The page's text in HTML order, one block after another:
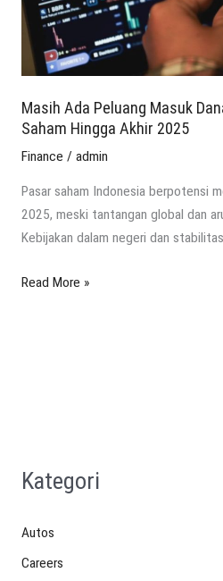
Masih Ada Peluang Masuk
Saham Hingga Akhir 2025
Finance / admin
Pasar saham Indonesia berpotensi
2025, meski tantangan global dan
Kebijakan dalam negeri dan
Pasar
Saham
Hingga
Akhir
2025
Read More »
Kategori
Autos
Careers